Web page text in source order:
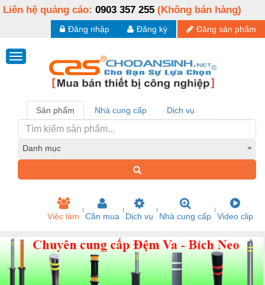
Liên hệ quảng cáo: 0903 357 255 (Không bán hàng)
Đăng sản phẩm
Đăng ký
Đăng nhập
Sản phẩm Nhà cung cấp Dịch vụ
Danh mục
Việc làm Cần mua Dịch vụ Nhà cung cấp Video clip